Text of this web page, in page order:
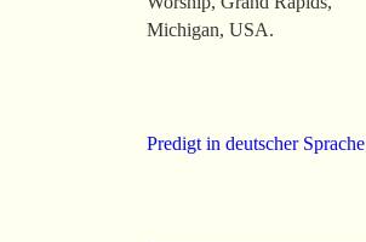
Michigan, USA.
Predigt in deutscher Sprache